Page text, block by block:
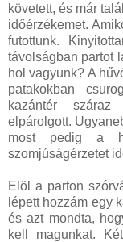
követett, és már
időérzékemet.
futottunk.
távolságban partot
hol vagyunk? A
patakokban
kazántér
elpárolgott.
most pedig a
szomjúságérzetet
Elöl a parton
lépett hozzám egy
és azt mondta,
kell magunkat.